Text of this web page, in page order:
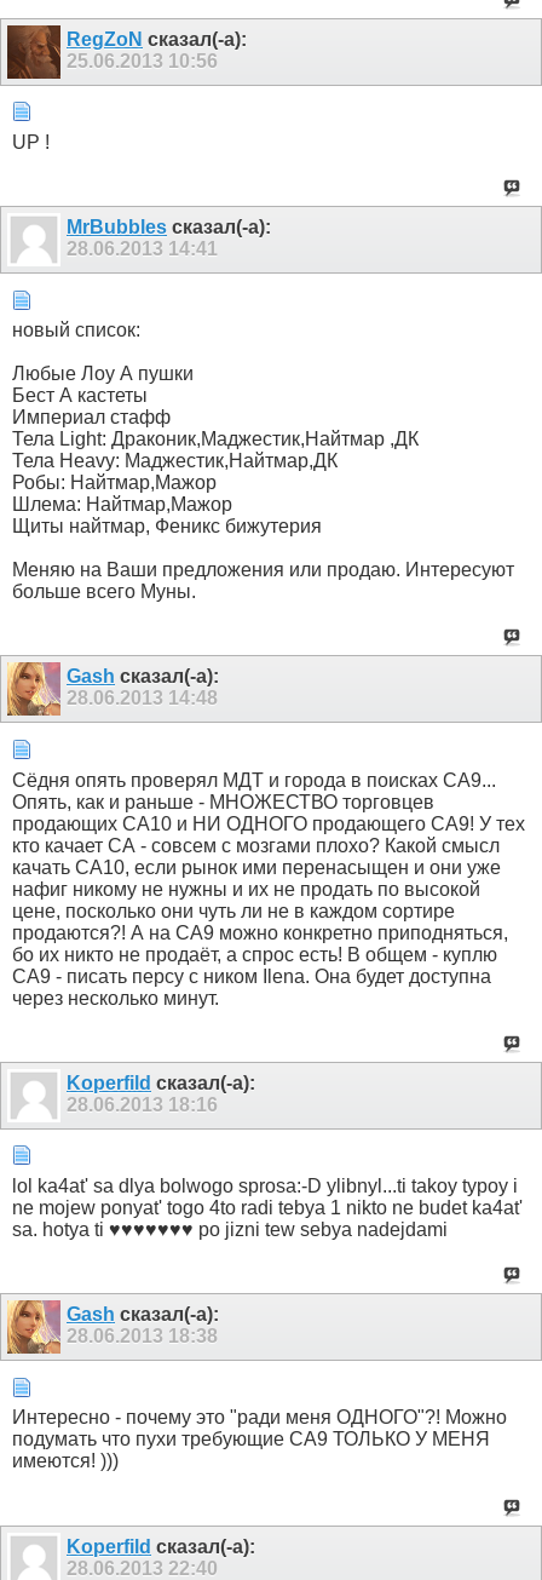
RegZoN сказал(-а):
25.06.2013 10:56
UP !
MrBubbles сказал(-а):
28.06.2013 14:41
новый список:
Любые Лоу А пушки
Бест А кастеты
Империал стафф
Тела Light: Драконик,Маджестик,Найтмар ,ДК
Тела Heavy: Маджестик,Найтмар,ДК
Робы: Найтмар,Мажор
Шлема: Найтмар,Мажор
Щиты найтмар, Феникс бижутерия
Меняю на Ваши предложения или продаю. Интересуют
больше всего Муны.
Gash сказал(-а):
28.06.2013 14:48
Сёдня опять проверял МДТ и города в поисках СА9...
Опять, как и раньше - МНОЖЕСТВО торговцев
продающих СА10 и НИ ОДНОГО продающего СА9! У тех
кто качает СА - совсем с мозгами плохо? Какой смысл
качать СА10, если рынок ими перенасыщен и они уже
нафиг никому не нужны и их не продать по высокой
цене, посколько они чуть ли не в каждом сортире
продаются?! А на СА9 можно конкретно приподняться,
бо их никто не продаёт, а спрос есть! В общем - куплю
СА9 - писать персу с ником Ilena. Она будет доступна
через несколько минут.
Koperfild сказал(-а):
28.06.2013 18:16
lol ka4at' sa dlya bolwogo sprosa:-D ylibnyl...ti takoy typoy i
ne mojew ponyat' togo 4to radi tebya 1 nikto ne budet ka4at'
sa. hotya ti ♥♥♥♥♥♥♥ po jizni tew sebya nadejdami
Gash сказал(-а):
28.06.2013 18:38
Интересно - почему это "ради меня ОДНОГО"?! Можно
подумать что пухи требующие СА9 ТОЛЬКО У МЕНЯ
имеются! )))
Koperfild сказал(-а):
28.06.2013 22:40